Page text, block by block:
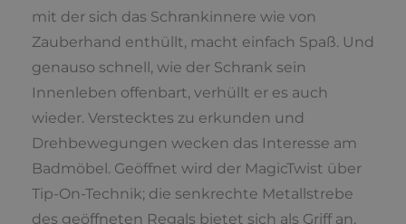
mit der sich das Schrankinnere wie von
Zauberhand enthüllt, macht einfach Spaß. Und
genauso schnell, wie der Schrank sein
Innenleben offenbart, verhüllt er es auch
wieder. Verstecktes zu erkunden und
Drehbewegungen wecken das Interesse am
Badmöbel. Geöffnet wird der MagicTwist über
Tip-On-Technik; die senkrechte Metallstrebe
des geöffneten Regals bietet sich als Griff an,